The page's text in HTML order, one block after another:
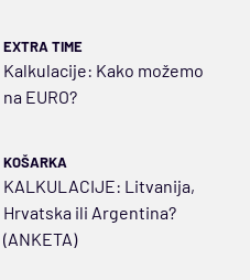
EXTRA TIME
Kalkulacije: Kako možemo
na EURO?
KOŠARKA
KALKULACIJE: Litvanija,
Hrvatska ili Argentina?
(ANKETA)